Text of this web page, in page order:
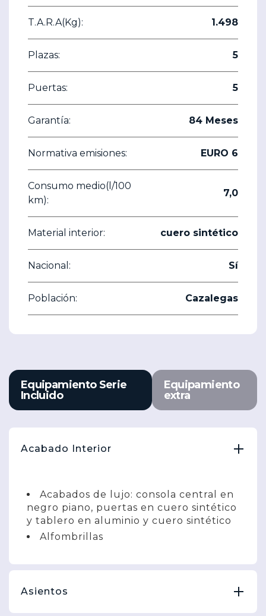
T.A.R.A(Kg): 1.498
Plazas: 5
Puertas: 5
Garantía: 84 Meses
Normativa emisiones: EURO 6
Consumo medio(l/100
km):
7,0
Material interior: cuero sintético
Nacional: Sí
Población: Cazalegas
Equipamiento Serie
Incluido
Equipamiento
extra
Acabado Interior
Acabados de lujo: consola central en
negro piano, puertas en cuero sintético
y tablero en aluminio y cuero sintético
Alfombrillas
Asientos